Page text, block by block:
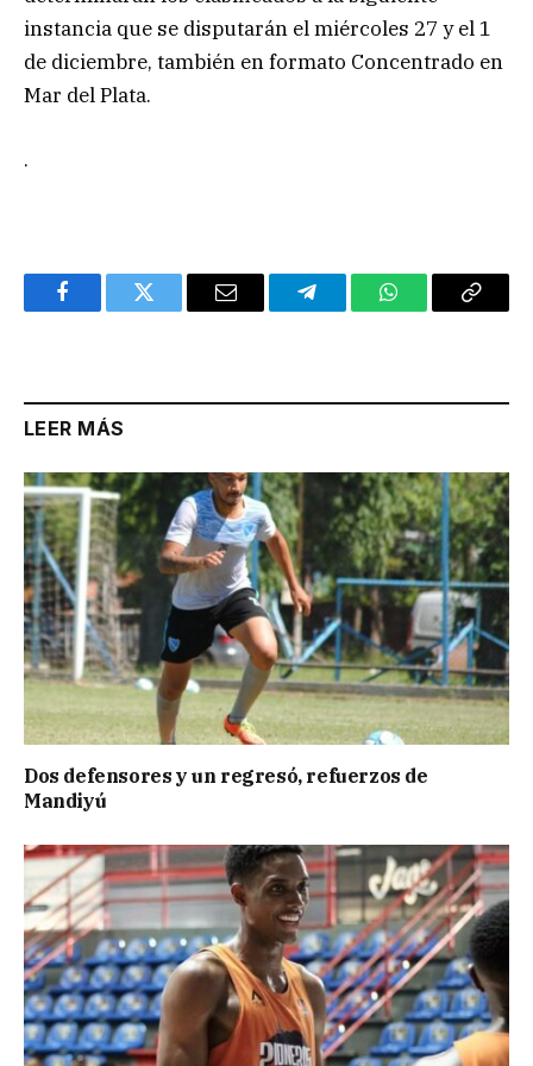
instancia que se disputarán el miércoles 27 y el 1
de diciembre, también en formato Concentrado en
Mar del Plata.
.
FacebookTwitter Email TelegramWhatsAppCopy
LEER MÁS
Dos defensores y un regresó, refuerzos de
Mandiyú